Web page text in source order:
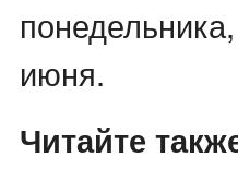
июня.
Читайте